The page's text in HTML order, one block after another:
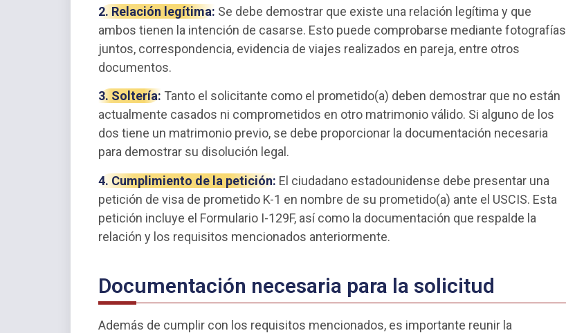
2. Relación legítima: Se debe demostrar que existe una relación legítima y que
ambos tienen la intención de casarse. Esto puede comprobarse mediante fotografías
juntos, correspondencia, evidencia de viajes realizados en pareja, entre otros
documentos.
3. Soltería: Tanto el solicitante como el prometido(a) deben demostrar que no están
actualmente casados ni comprometidos en otro matrimonio válido. Si alguno de los
dos tiene un matrimonio previo, se debe proporcionar la documentación necesaria
para demostrar su disolución legal.
4. Cumplimiento de la petición: El ciudadano estadounidense debe presentar una
petición de visa de prometido K-1 en nombre de su prometido(a) ante el USCIS. Esta
petición incluye el Formulario I-129F, así como la documentación que respalde la
relación y los requisitos mencionados anteriormente.
Documentación necesaria para la solicitud
Además de cumplir con los requisitos mencionados, es importante reunir la